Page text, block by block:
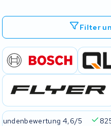
Filter
4,6/5